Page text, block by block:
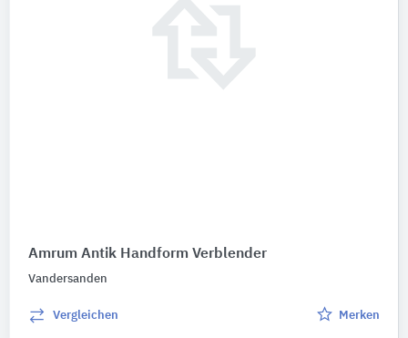
Amrum Antik Handform Verblender
Vandersanden
Vergleichen Merken